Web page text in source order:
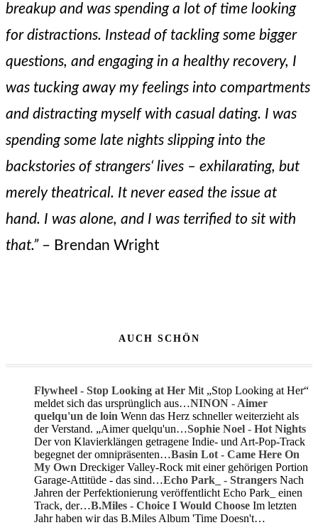
breakup and was spending a lot of time looking
for distractions. Instead of tackling some bigger
questions, and engaging in a healthy recovery, I
was tucking away my feelings into compartments
and distracting myself with casual dating. I was
spending some late nights slipping into the
backstories of strangers‘ lives – exhilarating, but
merely theatrical. It never eased the issue at
hand. I was alone, and I was terrified to sit with
that.” – Brendan Wright
AUCH SCHÖN
Flywheel - Stop Looking at Her Mit „Stop Looking at Her“
meldet sich das ursprünglich aus…NINON - Aimer
quelqu'un de loin Wenn das Herz schneller weiterzieht als
der Verstand. „Aimer quelqu'un…Sophie Noel - Hot Nights
Der von Klavierklängen getragene Indie- und Art-Pop-Track
begegnet der omnipräsenten…Basin Lot - Came Here On
My Own Dreckiger Valley-Rock mit einer gehörigen Portion
Garage-Attitüde - das sind…Echo Park_ - Strangers Nach
Jahren der Perfektionierung veröffentlicht Echo Park_ einen
Track, der…B.Miles - Choice I Would Choose Im letzten
Jahr haben wir das B.Miles Album 'Time Doesn't…